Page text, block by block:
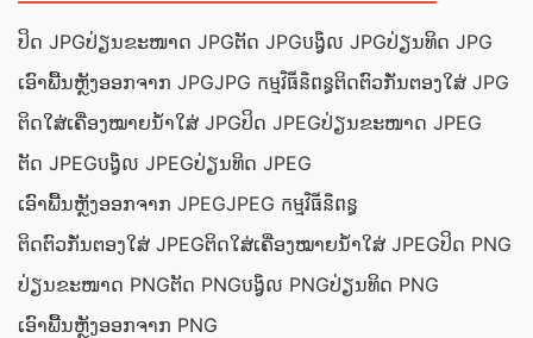
ປິດ JPGປ່ຽນ​ຂະ​ໜາດ JPGຕັດ JPGបង្វិល JPGປ່ຽນ​ທິດ JPG
ເອົາ​ພື້ນ​ຫຼັງ​ອອກ​ຈາກ JPGJPG កម្មវិធី​និពន្ធຕິດ​ຕົວ​ກັ່ນຕອງ​ໃສ່ JPG
ຕິດ​ໃສ່​ເຄື່ອງ​ໝາຍ​ນ້ຳ​ໃສ່ JPGປິດ JPEGປ່ຽນ​ຂະ​ໜາດ JPEG
ຕັດ JPEGបង្វិល JPEGປ່ຽນ​ທິດ JPEG
ເອົາ​ພື້ນ​ຫຼັງ​ອອກ​ຈາກ JPEGJPEG កម្មវិធី​និពន្ធ
ຕິດ​ຕົວ​ກັ່ນຕອງ​ໃສ່ JPEGຕິດ​ໃສ່​ເຄື່ອງ​ໝາຍ​ນ້ຳ​ໃສ່ JPEGປິດ PNG
ປ່ຽນ​ຂະ​ໜາດ PNGຕັດ PNGបង្វិល PNGປ່ຽນ​ທິດ PNG
ເອົາ​ພື້ນ​ຫຼັງ​ອອກ​ຈາກ PNG